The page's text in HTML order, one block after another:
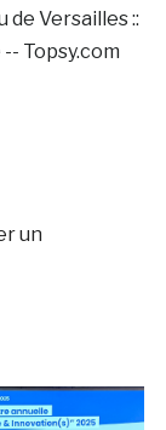
de Versailles ::
Topsy.com
un